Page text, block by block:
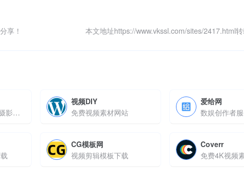
享！ 本文地址https://www.vkssl.com/sites/2417.html
提供正版可商用的摄影图片视频
视频DIY
免费视频素材网站
爱给网
数娱创作者
CG模板网
视频剪辑模板下载
Coverr
免费4K视频